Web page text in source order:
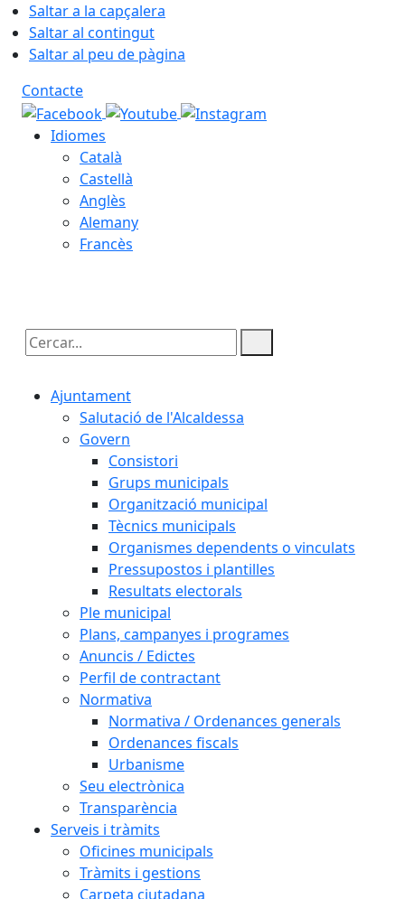
Saltar a la capçalera
Saltar al contingut
Saltar al peu de pàgina
Contacte
Idiomes
Català
Castellà
Anglès
Alemany
Francès
Cercar:
Ajuntament
Salutació de l'Alcaldessa
Govern
Consistori
Grups municipals
Organització municipal
Tècnics municipals
Organismes dependents o vinculats
Pressupostos i plantilles
Resultats electorals
Ple municipal
Plans, campanyes i programes
Anuncis / Edictes
Perfil de contractant
Normativa
Normativa / Ordenances generals
Ordenances fiscals
Urbanisme
Seu electrònica
Transparència
Serveis i tràmits
Oficines municipals
Tràmits i gestions
Carpeta ciutadana